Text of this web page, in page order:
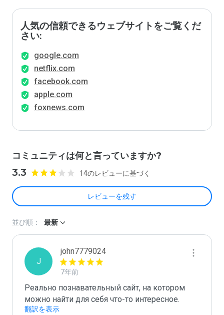
人気の信頼できるウェブサイトをご覧くだ
さい:
google.com
netflix.com
facebook.com
apple.com
foxnews.com
コミュニティは何と言っていますか?
3.3 14のレビューに基づく
レビューを残す
並び順： 最新
J
john7779024
7年前
Реально познавательный сайт, на котором
можно найти для себя что-то интересное.
翻訳を表示